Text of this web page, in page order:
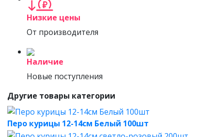
Низкие цены
От производителя
Наличие
Новые поступления
Другие товары категории
Перо курицы 12-14см Белый 100шт